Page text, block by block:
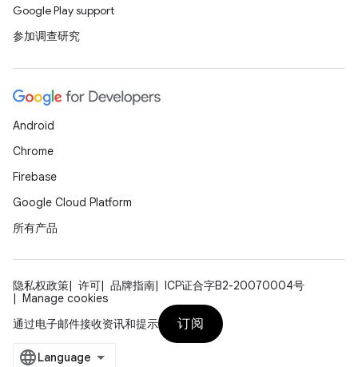
Google Play support
参加调查研究
Android
Chrome
Firebase
Google Cloud Platform
所有产品
隐私权政策 许可 品牌指南
ICP证合字B2-20070004号
Manage cookies
通过电子邮件接收资讯和提示
订阅